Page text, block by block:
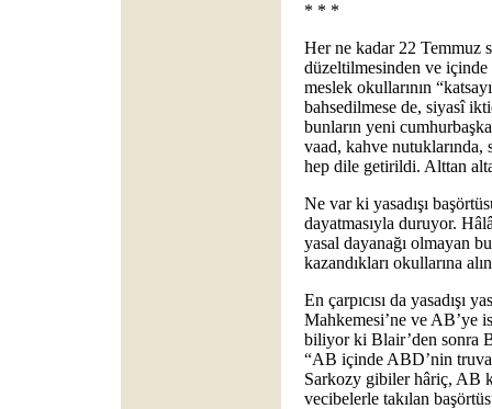
* * *
Her ne kadar 22 Temmuz
düzeltilmesinden ve
meslek okullarının
bahsedilmese de, siyasî
bunların yeni
vaad, kahve nutuklarında,
hep dile getirildi. Alttan
Ne var ki yasadışı
dayatmasıyla duruyor.
yasal dayanağı olmayan
kazandıkları okullarına
En çarpıcısı da yasadışı
Mahkemesi’ne ve AB’ye
biliyor ki Blair’den sonra
“AB içinde ABD’nin truva
Sarkozy gibiler hâriç, AB
vecibelerle takılan